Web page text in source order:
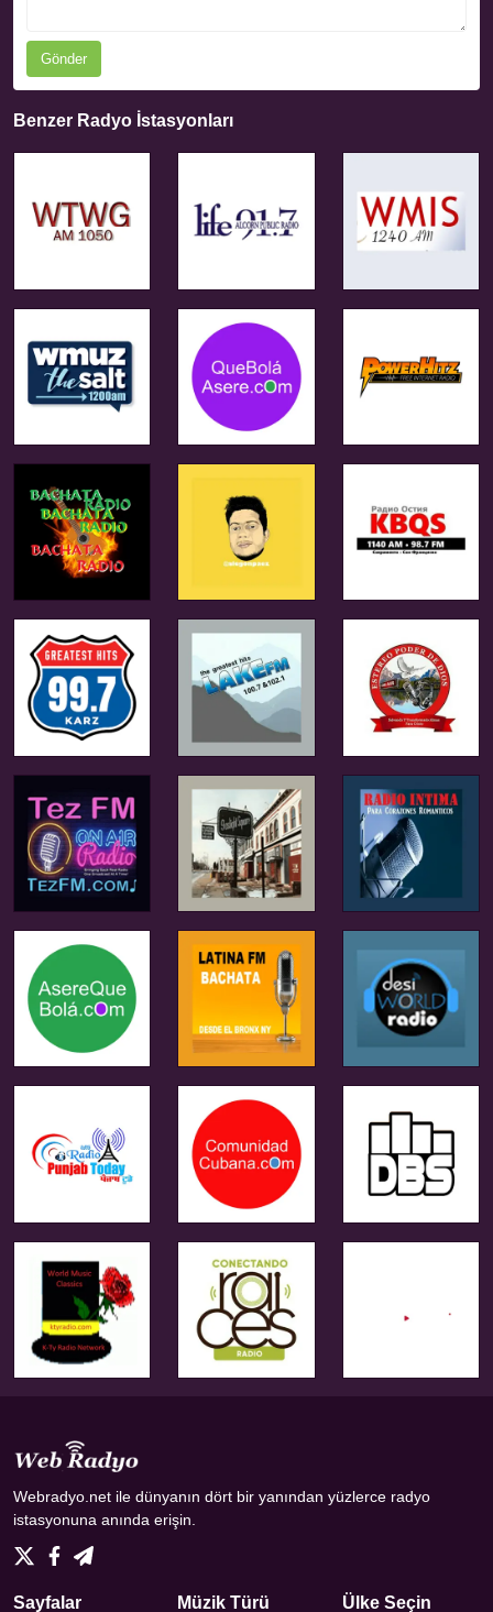
Gönder
Benzer Radyo İstasyonları
Webradyo.net ile dünyanın dört bir yanından yüzlerce radyo
istasyonuna anında erişin.
Sayfalar Müzik Türü Ülke Seçin